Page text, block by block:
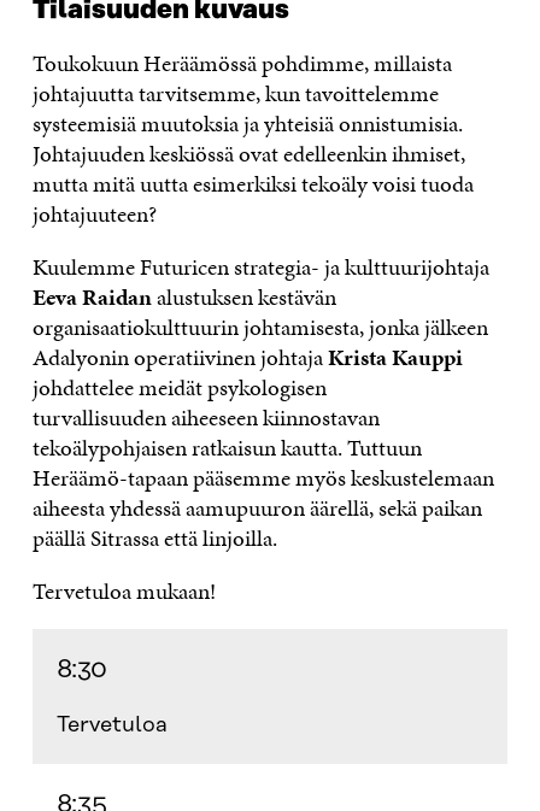
Tilaisuuden kuvaus
Toukokuun Heräämössä pohdimme, millaista
johtajuutta tarvitsemme, kun tavoittelemme
systeemisiä muutoksia ja yhteisiä onnistumisia.
Johtajuuden keskiössä ovat edelleenkin ihmiset,
mutta mitä uutta esimerkiksi tekoäly voisi tuoda
johtajuuteen?
Kuulemme Futuricen strategia- ja kulttuurijohtaja
Eeva Raidanalustuksen kestävän
organisaatiokulttuurin johtamisesta, jonka jälkeen
Adalyonin operatiivinen johtajaKrista Kauppi
johdattelee meidät psykologisen
turvallisuuden aiheeseen kiinnostavan
tekoälypohjaisen ratkaisun kautta. Tuttuun
Heräämö-tapaan pääsemme myös keskustelemaan
aiheesta yhdessä aamupuuron äärellä, sekä paikan
päällä Sitrassa että linjoilla.
Tervetuloa mukaan!
8:30
Tervetuloa
8:35